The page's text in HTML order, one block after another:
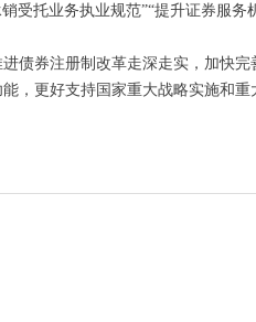
受托业务执业规范”“提升证券服
债券注册制改革走深走实，加快
，更好支持国家重大战略实施和